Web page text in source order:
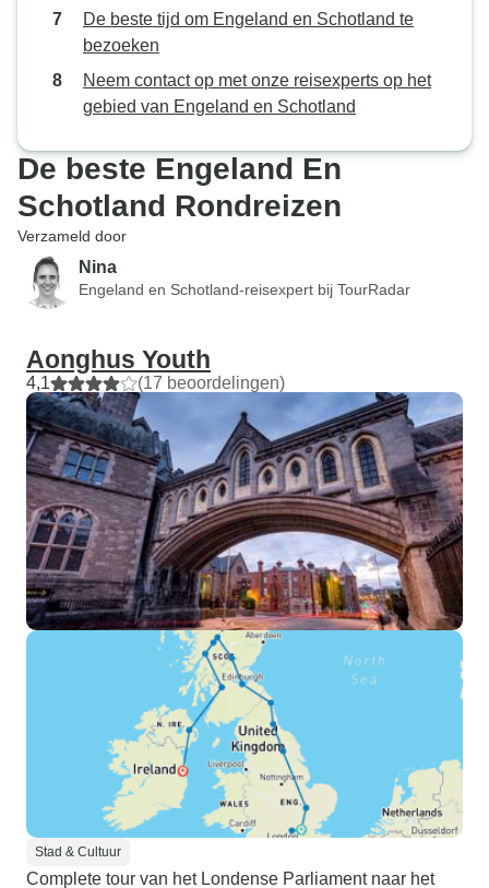
De beste tijd om Engeland en Schotland te
bezoeken
Neem contact op met onze reisexperts op het
gebied van Engeland en Schotland
De beste Engeland En
Schotland Rondreizen
Verzameld door
Nina
Engeland en Schotland-reisexpert bij TourRadar
Aonghus Youth
4,1 (17 beoordelingen)
Stad & Cultuur
Complete tour van het Londense Parliament naar het